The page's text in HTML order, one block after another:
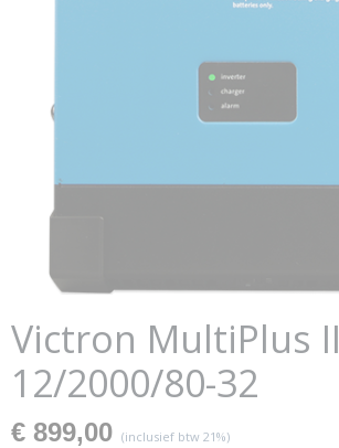
Victron MultiPlus II
12/2000/80-32
€ 899,00 (inclusief btw 21%)